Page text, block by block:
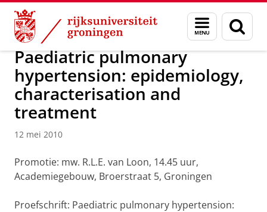
Skip
Content
Skip
Navigation
Menu
en
zoeken
Over ons Actueel Nieuws Nieuwsberichten
Paediatric pulmonary
hypertension: epidemiology,
characterisation and
treatment
12 mei 2010
Promotie: mw. R.L.E. van Loon, 14.45 uur,
Academiegebouw, Broerstraat 5, Groningen
Proefschrift: Paediatric pulmonary hypertension: